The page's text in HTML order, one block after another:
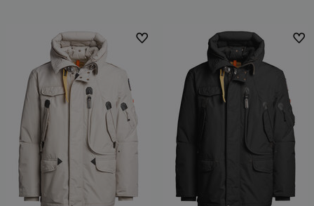
NEW ARRIVALS NEW ARRIVALS